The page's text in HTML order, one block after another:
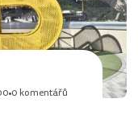
0 komentářů